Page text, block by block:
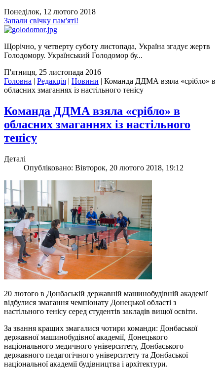
Понеділок, 12 лютого 2018
Запали свічку пам'яті!
Щорічно, у четверту суботу листопада, Україна згадує жертв
Голодомору. Український Голодомор бу...
П'ятниця, 25 листопада 2016
Головна | Редакція | Новини | Команда ДДМА взяла «срібло» в
обласних змаганнях із настільного тенісу
Команда ДДМА взяла «срібло» в
обласних змаганнях із настільного
тенісу
Деталі
Опубліковано: Вівторок, 20 лютого 2018, 19:12
20 лютого в Донбаській державній машинобудівній академії
відбулися змагання чемпіонату Донецької області з
настільного тенісу серед студентів закладів вищої освіти.
За звання кращих змагалися чотири команди: Донбаської
державної машинобудівної академії, Донецького
національного медичного університету, Донбаського
державного педагогічного університету та Донбаської
національної академії будівництва і архітектури.